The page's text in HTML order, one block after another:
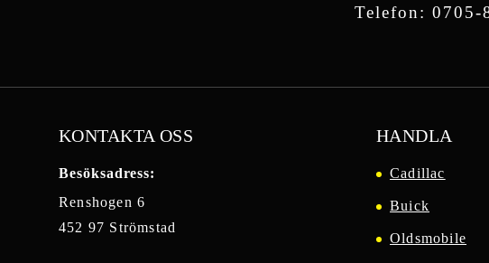
Telefon: 0705-
KONTAKTA OSS
Besöksadress:
Renshogen 6
452 97 Strömstad
HANDLA
Cadillac
Buick
Oldsmobile